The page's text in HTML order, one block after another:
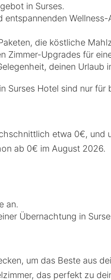
in Surses.
die köstliche
Zimmer-Upgrades für
deinen Urlaub
Surses Hotel sind nur für
etwa 0€, und
ab 0€ im August 2026.
an.
Übernachtung in
um das Beste aus
das perfekt zu